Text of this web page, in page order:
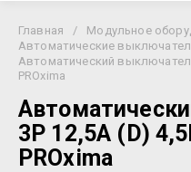
Главная / Модульное
Автоматические
Автоматический
PROxima
3P 12,5А (D)
PROxima